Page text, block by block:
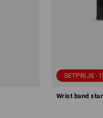
SETPRIJS -
Wrist band